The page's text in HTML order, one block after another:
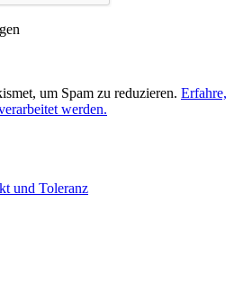
um Spam zu reduzieren. Erfahre,
werden.
und Toleranz